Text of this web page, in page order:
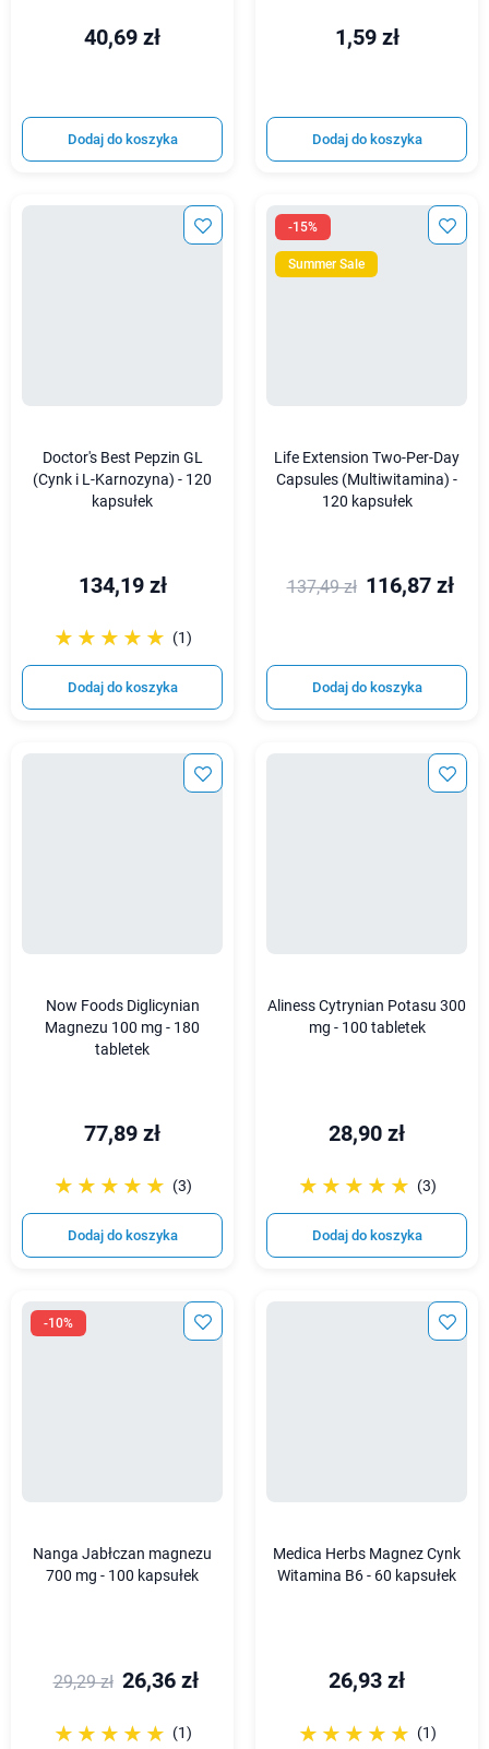
40,69 zł
Dodaj do koszyka
1,59 zł
Dodaj do koszyka
Doctor's Best Pepzin GL
(Cynk i L-Karnozyna) - 120
kapsułek
134,19 zł
☆☆☆☆☆
★★★★★ (1)
Dodaj do koszyka
-15%
Summer Sale
Life Extension Two-Per-Day
Capsules (Multiwitamina) -
120 kapsułek
137,49 zł 116,87 zł
Dodaj do koszyka
Now Foods Diglicynian
Magnezu 100 mg - 180
tabletek
77,89 zł
☆☆☆☆☆
★★★★★ (3)
Dodaj do koszyka
Aliness Cytrynian Potasu 300
mg - 100 tabletek
28,90 zł
☆☆☆☆☆
★★★★★ (3)
Dodaj do koszyka
-10%
Nanga Jabłczan magnezu
700 mg - 100 kapsułek
29,29 zł 26,36 zł
☆☆☆☆☆
★★★★★ (1)
Medica Herbs Magnez Cynk
Witamina B6 - 60 kapsułek
26,93 zł
☆☆☆☆☆
★★★★★ (1)